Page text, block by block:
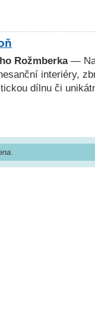
Rožmberka— Na
interiéry,
dílnu či